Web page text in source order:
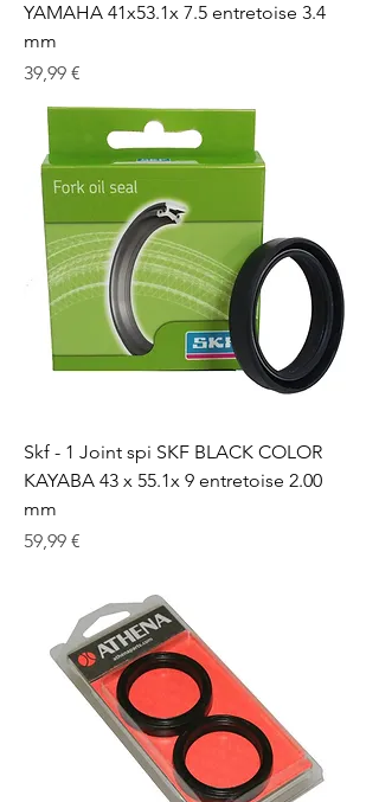
YAMAHA 41x53.1x 7.5 entretoise 3.4
mm
Prix
39,99 €
Skf - 1 Joint spi SKF BLACK COLOR
KAYABA 43 x 55.1x 9 entretoise 2.00
mm
Prix
59,99 €